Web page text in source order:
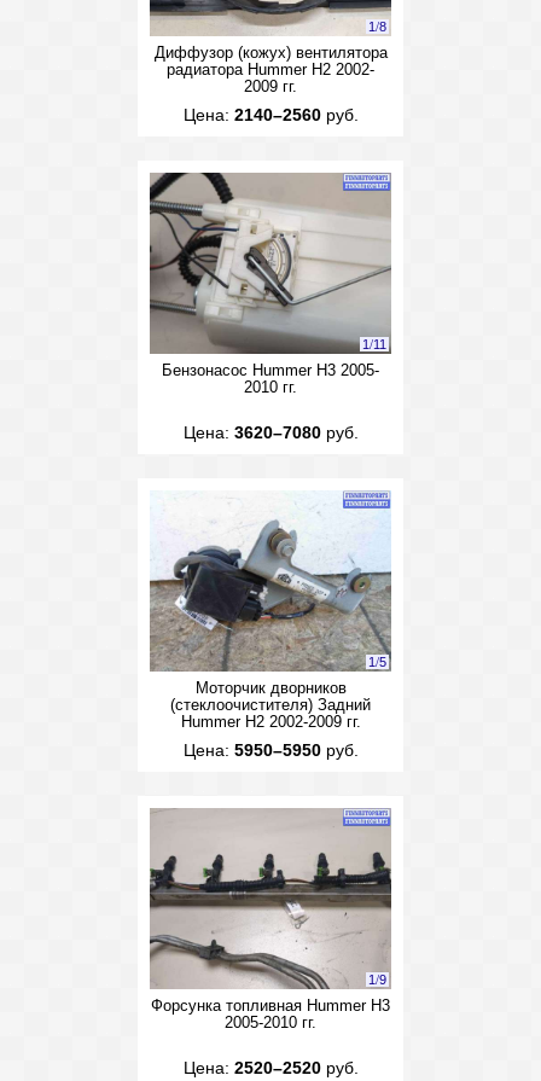
1/8
Диффузор (кожух) вентилятора
радиатора Hummer H2 2002-
2009 гг.
Цена: 2140–2560руб.
1/11
Бензонасос Hummer H3 2005-
2010 гг.
Цена: 3620–7080руб.
1/5
Моторчик дворников
(стеклоочистителя) Задний
Hummer H2 2002-2009 гг.
Цена: 5950–5950руб.
1/9
Форсунка топливная Hummer H3
2005-2010 гг.
Цена: 2520–2520руб.